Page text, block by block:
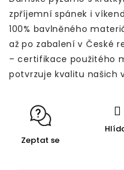
zpříjemní spánek i
100% bavlněného
až po zabalení v České
– certifikace použitého
potvrzuje kvalitu našich
Zeptat se